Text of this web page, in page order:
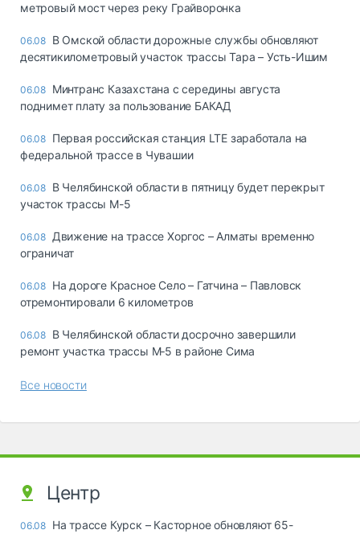
метровый мост через реку Грайворонка
06.08 В Омской области дорожные службы обновляют
десятикилометровый участок трассы Тара – Усть-Ишим
06.08 Минтранс Казахстана с середины августа
поднимет плату за пользование БАКАД
06.08 Первая российская станция LTE заработала на
федеральной трассе в Чувашии
06.08 В Челябинской области в пятницу будет перекрыт
участок трассы М-5
06.08 Движение на трассе Хоргос – Алматы временно
ограничат
06.08 На дороге Красное Село – Гатчина – Павловск
отремонтировали 6 километров
06.08 В Челябинской области досрочно завершили
ремонт участка трассы М‑5 в районе Сима
Все новости
Центр
06.08 На трассе Курск – Касторное обновляют 65-